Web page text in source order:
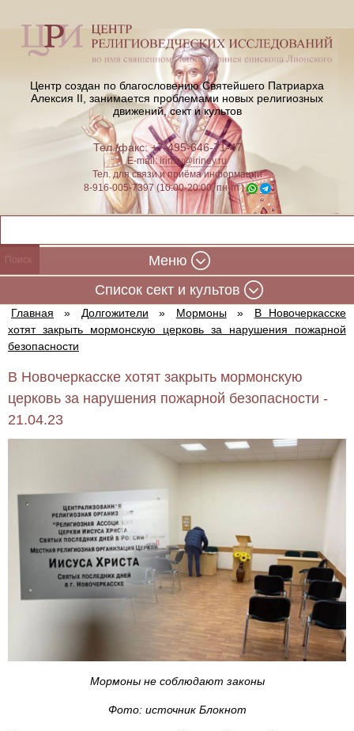
Центр создан по благословению Святейшего Патриарха
Алексия II, занимается проблемами новых религиозных
движений, сект и культов
Тел./факс: +7-495-646-71-47
E-mail:iriney@iriney.ru
Тел. для связи и приёма информации
8-916-005-7397 (10:00-20:00, пн-пт)
Меню
Cписок сект и культов
Главная » Долгожители » Мормоны »
В Новочеркасске
хотят закрыть мормонскую церковь за нарушения пожарной
безопасности
В Новочеркасске хотят закрыть мормонскую
церковь за нарушения пожарной безопасности -
21.04.23
Мормоны не соблюдают законы
Фото: источник Блокнот